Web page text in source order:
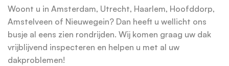
Woont u in Amsterdam, Utrecht, Haarlem, Hoofddorp,
Amstelveen of Nieuwegein? Dan heeft u wellicht ons
busje al eens zien rondrijden. Wij komen graag uw dak
vrijblijvend inspecteren en helpen u met al uw
dakproblemen!